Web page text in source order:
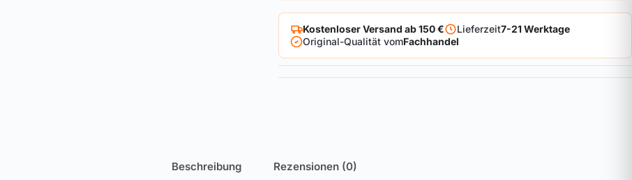
Kostenloser Versand ab 150 € Lieferzeit7-21 Werktage
Original-Qualität vomFachhandel
Beschreibung Rezensionen (0)